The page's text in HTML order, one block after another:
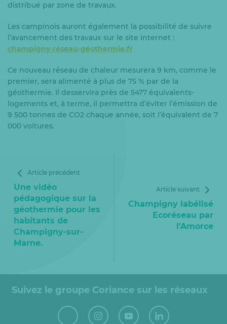
distribué par zone de travaux.
Les campinois auront également la possibilité de suivre
l’avancement des travaux sur le site internet :
champigny-réseau-géothermie.fr
Ce nouveau réseau de chaleur mesurera 9 km, comme le
premier, sera alimenté à plus de 75 % par de la
géothermie. Il desservira près de 5477 équivalents-
logements et, à terme, il permettra d’éviter l’émission de
9 500 tonnes de CO2 chaque année, soit l’équivalent de 7
000 voitures.
Article précédent
Une vidéo
pédagogique sur la
géothermie pour les
habitants de
Champigny-sur-
Marne.
Article suivant
Champigny labélisé
Ecoréseau par
l’Amorce
Suivez le groupe Coriance sur les réseaux